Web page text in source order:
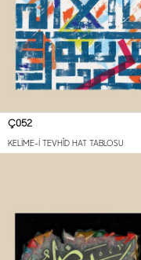
Ç052
KELİME-İ TEVHÎD HAT TABLOSU